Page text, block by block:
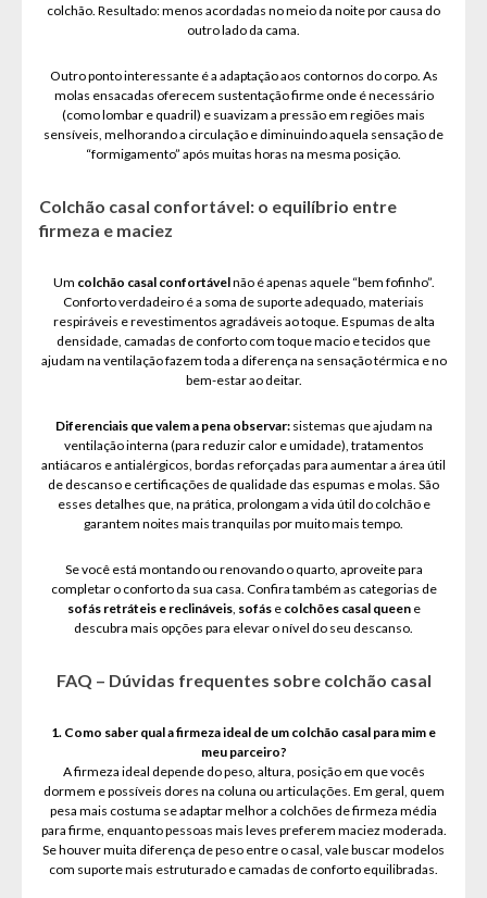
colchão. Resultado: menos acordadas no meio da noite por causa do
outro lado da cama.
Outro ponto interessante é a adaptação aos contornos do corpo. As
molas ensacadas oferecem sustentação firme onde é necessário
(como lombar e quadril) e suavizam a pressão em regiões mais
sensíveis, melhorando a circulação e diminuindo aquela sensação de
“formigamento” após muitas horas na mesma posição.
Colchão casal confortável: o equilíbrio entre
firmeza e maciez
Um colchão casal confortávelnão é apenas aquele “bem fofinho”.
Conforto verdadeiro é a soma de suporte adequado, materiais
respiráveis e revestimentos agradáveis ao toque. Espumas de alta
densidade, camadas de conforto com toque macio e tecidos que
ajudam na ventilação fazem toda a diferença na sensação térmica e no
bem-estar ao deitar.
Diferenciais que valem a pena observar:sistemas que ajudam na
ventilação interna (para reduzir calor e umidade), tratamentos
antiácaros e antialérgicos, bordas reforçadas para aumentar a área útil
de descanso e certificações de qualidade das espumas e molas. São
esses detalhes que, na prática, prolongam a vida útil do colchão e
garantem noites mais tranquilas por muito mais tempo.
Se você está montando ou renovando o quarto, aproveite para
completar o conforto da sua casa. Confira também as categorias de
sofás retráteis e reclináveis, sofáse colchões casal queene
descubra mais opções para elevar o nível do seu descanso.
FAQ – Dúvidas frequentes sobre colchão casal
1. Como saber qual a firmeza ideal de um colchão casal para mim e
meu parceiro?
A firmeza ideal depende do peso, altura, posição em que vocês
dormem e possíveis dores na coluna ou articulações. Em geral, quem
pesa mais costuma se adaptar melhor a colchões de firmeza média
para firme, enquanto pessoas mais leves preferem maciez moderada.
Se houver muita diferença de peso entre o casal, vale buscar modelos
com suporte mais estruturado e camadas de conforto equilibradas.